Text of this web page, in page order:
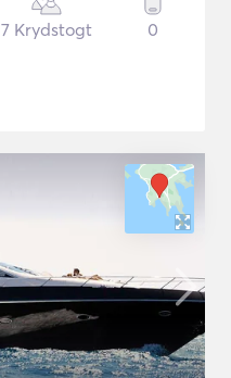
7 Krydstogt 0